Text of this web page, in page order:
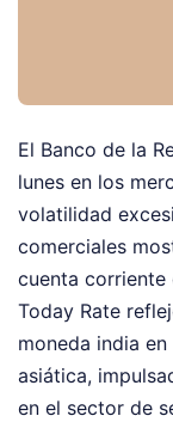
El Banco de la
lunes en los
volatilidad
comerciales
cuenta corriente
Today Rate
moneda india
asiática,
en el sector de